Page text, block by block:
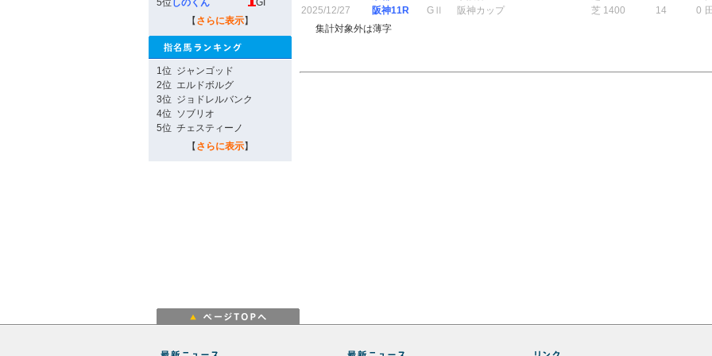
5位 しのくん
GI
【 さらに表示】
1位 ジャンゴッド
2位 エルドボルグ
3位 ジョドレルバンク
4位 ソブリオ
5位 チェスティーノ
【 さらに表示】
2025/12/27
阪神11R GⅡ 阪神カップ 芝 1400 14 0
集計対象外は薄字